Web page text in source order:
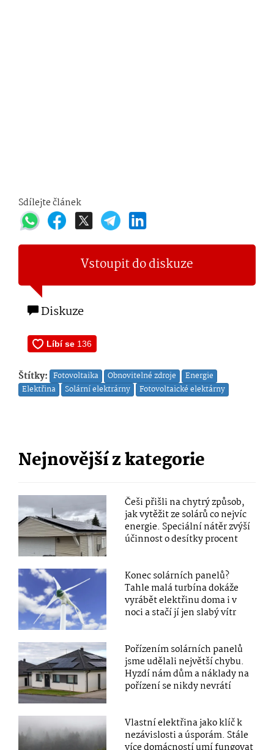
Sdílejte článek
Vstoupit do diskuze
Diskuze
Štítky: Fotovoltaika Obnovitelné zdroje
Energie
Elektřina
Solární elektrárny Fotovoltaické elektárny
Nejnovější z kategorie
Češi přišli na chytrý způsob,
jak vytěžit ze solárů co nejvíc
energie. Speciální nátěr zvýší
účinnost o desítky procent
Konec solárních panelů?
Tahle malá turbína dokáže
vyrábět elektřinu doma i v
noci a stačí jí jen slabý vítr
Pořízením solárních panelů
jsme udělali největší chybu.
Hyzdí nám dům a náklady na
pořízení se nikdy nevrátí
Vlastní elektřina jako klíč k
nezávislosti a úsporám. Stále